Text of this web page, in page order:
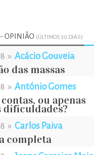
OPINIÃO (ÚLTIMOS 30 DIAS)
» Acácio Gouveia
das massas
» António Gomes
ou apenas
dificuldades?
» Carlos Paiva
completa